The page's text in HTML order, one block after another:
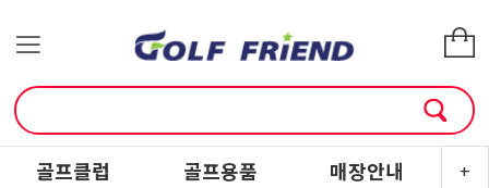
+
골프클럽 골프용품 매장안내 소